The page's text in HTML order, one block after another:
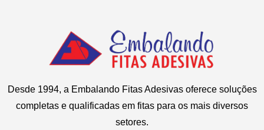
Desde 1994, a Embalando Fitas Adesivas oferece soluções
completas e qualificadas em fitas para os mais diversos
setores.